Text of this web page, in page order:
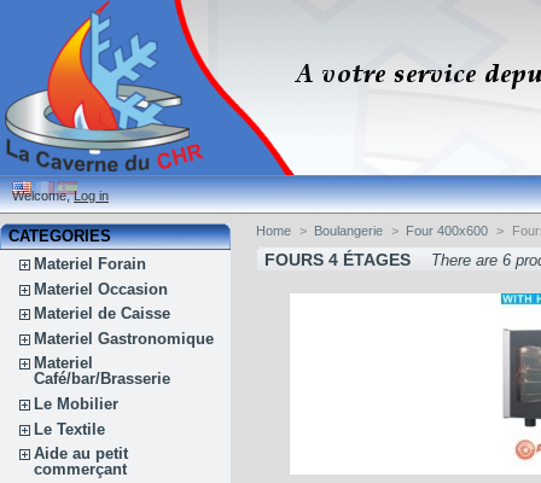
Welcome,Log in
CATEGORIES
Materiel Forain
Materiel Occasion
Materiel de Caisse
Materiel Gastronomique
Materiel
Café/bar/Brasserie
Le Mobilier
Le Textile
Aide au petit
commerçant
Home > Boulangerie > Four 400x600 >
FOURS 4 ÉTAGES There are 6